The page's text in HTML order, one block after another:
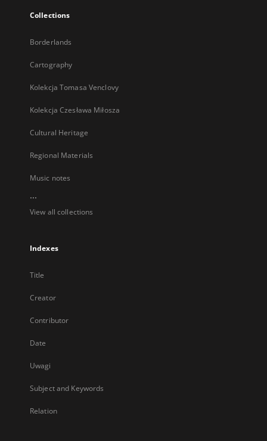
Collections
Borderlands
Cartography
Kolekcja Tomasa Venclovy
Kolekcja Czesława Miłosza
Cultural Heritage
Regional Materials
Music notes
...
View all collections
Indexes
Title
Creator
Contributor
Date
Uwagi
Subject and Keywords
Relation